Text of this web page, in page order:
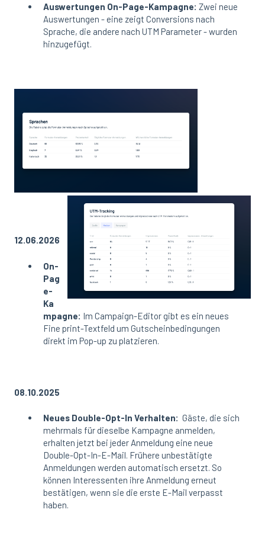
Auswertungen On-Page-Kampagne: Zwei neue
Auswertungen - eine zeigt Conversions nach
Sprache, die andere nach UTM Parameter - wurden
hinzugefügt.
12.06.2026
On-
Pag
e-
Ka
mpagne: Im Campaign-Editor gibt es ein neues
Fine print-Textfeld um Gutscheinbedingungen
direkt im Pop-up zu platzieren.
08.10.2025
Neues Double-Opt-In Verhalten: Gäste, die sich
mehrmals für dieselbe Kampagne anmelden,
erhalten jetzt bei jeder Anmeldung eine neue
Double-Opt-In-E-Mail. Frühere unbestätigte
Anmeldungen werden automatisch ersetzt. So
können Interessenten ihre Anmeldung erneut
bestätigen, wenn sie die erste E-Mail verpasst
haben.